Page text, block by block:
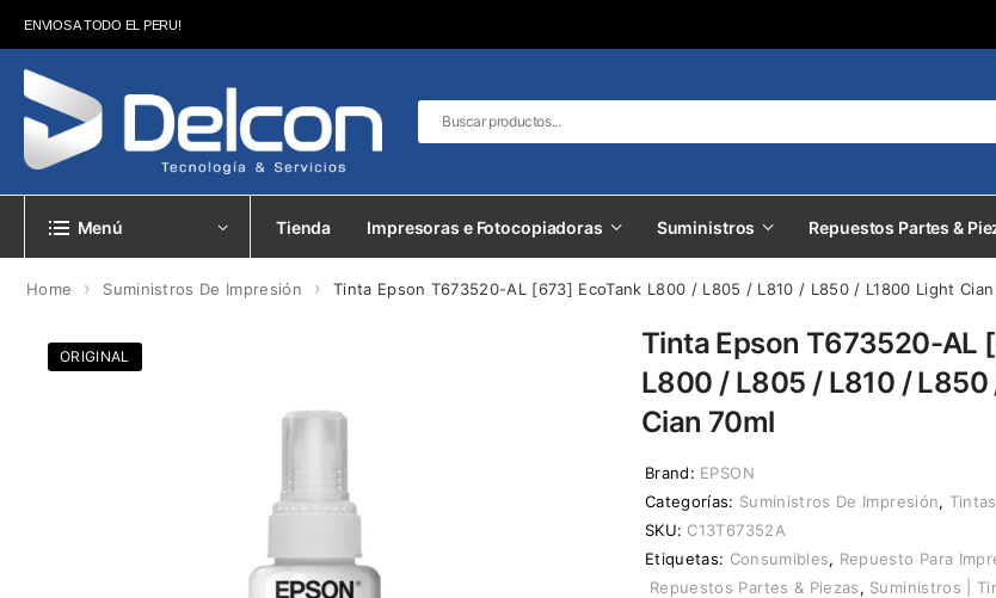
ENVIOS A TODO EL PERU!
Menú Tienda Impresoras e Fotocopiadoras Suministros Repuestos Partes &
Home › Suministros De Impresión › Tinta Epson T673520-AL [673] EcoTank L800 / L805 / L810 / L850 / L1800 Light Cian
ORIGINAL
Tinta Epson T673520-AL
L800 / L805 / L810 / L850
Cian 70ml
Brand: EPSON
Categorías: Suministros De Impresión,
SKU: C13T67352A
Etiquetas: Consumibles, Repuesto Para
Repuestos Partes & Piezas, Suministros |